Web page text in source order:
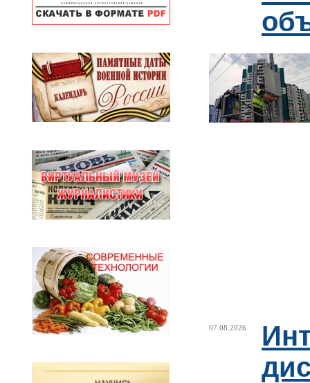
07.08.2026